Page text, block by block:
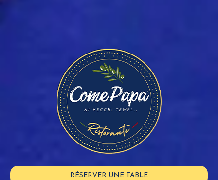
RÉSERVER UNE TABLE